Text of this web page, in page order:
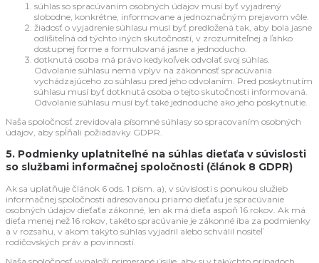
súhlas so spracúvaním osobných údajov musí byť vyjadrený
slobodne, konkrétne, informovane a jednoznačným prejavom vôle.
žiadosť o vyjadrenie súhlasu musí byť predložená tak, aby bola jasne
odlíšiteľná od týchto iných skutočností, v zrozumiteľnej a ľahko
dostupnej forme a formulovaná jasne a jednoducho.
dotknutá osoba má právo kedykoľvek odvolať svoj súhlas.
Odvolanie súhlasu nemá vplyv na zákonnosť spracúvania
vychádzajúceho zo súhlasu pred jeho odvolaním. Pred poskytnutím
súhlasu musí byť dotknutá osoba o tejto skutočnosti informovaná.
Odvolanie súhlasu musí byť také jednoduché ako jeho poskytnutie.
Naša spoločnosť zrevidovala písomné súhlasy so spracovaním osobných
údajov, aby spĺňali požiadavky GDPR.
5. Podmienky uplatniteľné na súhlas dieťaťa v súvislosti
so službami informačnej spoločnosti (článok 8 GDPR)
Ak sa uplatňuje článok 6 ods. 1 písm. a), v súvislosti s ponukou služieb
informačnej spoločnosti adresovanou priamo dieťaťu je spracúvanie
osobných údajov dieťaťa zákonné, len ak má dieťa aspoň 16 rokov. Ak má
dieťa menej než 16 rokov, takéto spracúvanie je zákonné iba za podmienky
a v rozsahu, v akom takýto súhlas vyjadril alebo schválil nositeľ
rodičovských práv a povinností.